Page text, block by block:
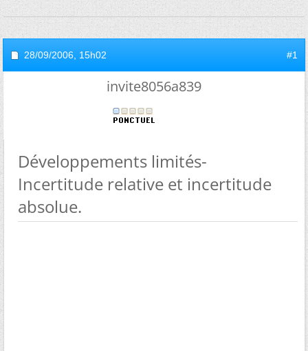
28/09/2006, 15h02 #1
invite8056a839
Développements limités-
Incertitude relative et incertitude
absolue.